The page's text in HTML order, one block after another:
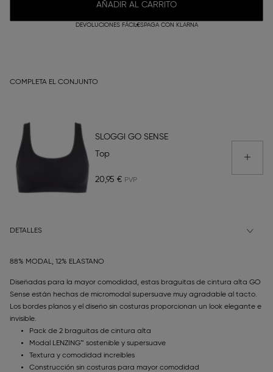
AÑADIR AL CARRITO
DEVOLUCIONES FÁCILESPAGA CON KLARNA
COMPLETA EL CONJUNTO
SLOGGI GO SENSE
Top
20,95 €
DETALLES
88% MODAL, 12% ELASTANO
Diseñadas para la mayor comodidad, estas braguitas de cintura alta GO
Sense están hechas de micromodal supersuave muy agradable al tacto.
Los bordes planos y el diseño sin costuras proporcionan un look elegante e
invisible.
Pack de 2 braguitas de cintura alta
Modal LENZING™ sostenible y supersuave
Textura y comodidad increíbles
Construcción sin costuras para mayor comodidad